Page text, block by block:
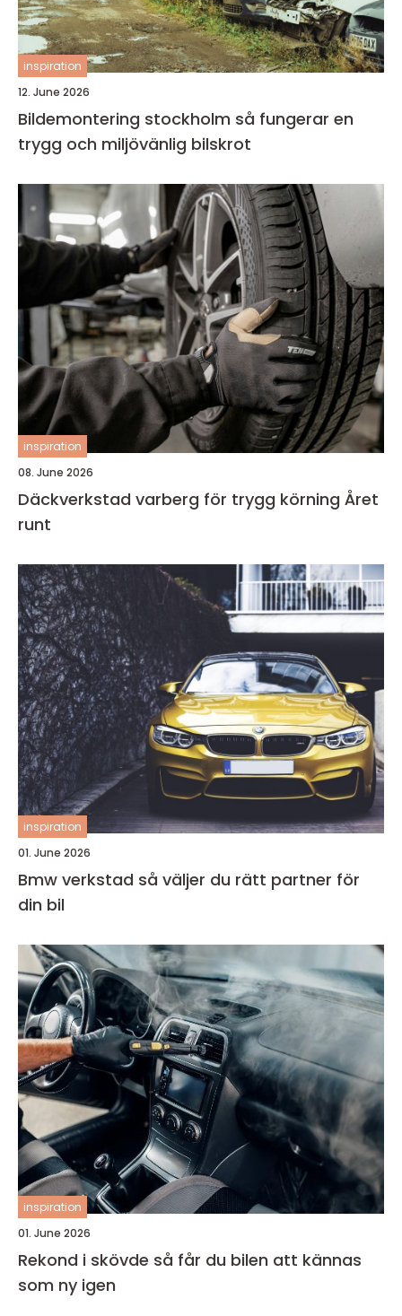
inspiration
12. June 2026
Bildemontering stockholm så fungerar en
trygg och miljövänlig bilskrot
inspiration
08. June 2026
Däckverkstad varberg för trygg körning Året
runt
inspiration
01. June 2026
Bmw verkstad så väljer du rätt partner för
din bil
inspiration
01. June 2026
Rekond i skövde så får du bilen att kännas
som ny igen